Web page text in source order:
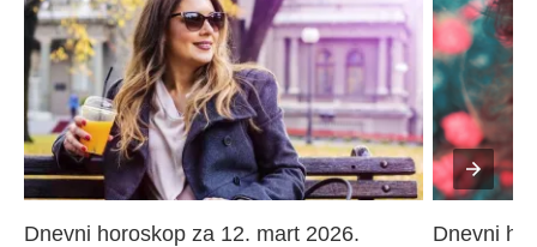
Dnevni horoskop za 12. mart 2026.
Dnevni